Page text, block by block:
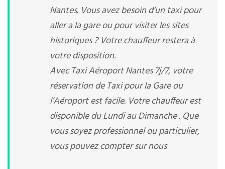
Nantes. Vous avez besoin d’un taxi pour
aller a la gare ou pour visiter les sites
historiques ? Votre chauffeur restera à
votre disposition.
Avec Taxi Aéroport Nantes 7j/7, votre
réservation de Taxi pour la Gare ou
l’Aéroport est facile. Votre chauffeur est
disponible du Lundi au Dimanche . Que
vous soyez professionnel ou particulier,
vous pouvez compter sur nous